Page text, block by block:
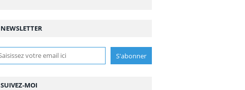
NEWSLETTER
SUIVEZ-MOI